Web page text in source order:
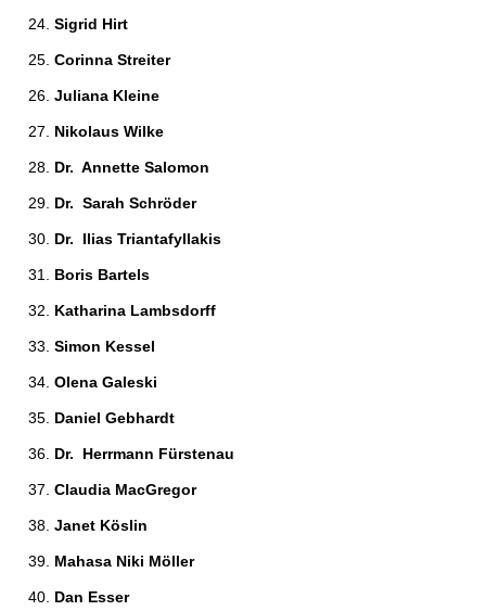
Sigrid Hirt
Corinna Streiter
Juliana Kleine
Nikolaus Wilke
Dr.  Annette Salomon
Dr.  Sarah Schröder
Dr.  Ilias Triantafyllakis
Boris Bartels
Katharina Lambsdorff
Simon Kessel
Olena Galeski
Daniel Gebhardt
Dr.  Herrmann Fürstenau
Claudia MacGregor
Janet Köslin
Mahasa Niki Möller
Dan Esser